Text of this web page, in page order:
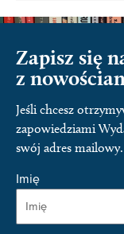
Zapisz się
z
Jeśli chcesz
zapowiedziami
swój adres mailowy.
Imię